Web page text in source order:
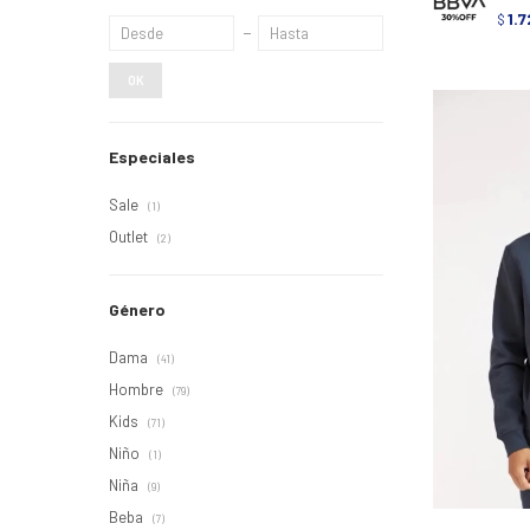
$
OK
Especiales
Sale (1)
Outlet (2)
Género
Dama (41)
Hombre (79)
Kids (71)
Niño (1)
Niña (9)
Beba (7)